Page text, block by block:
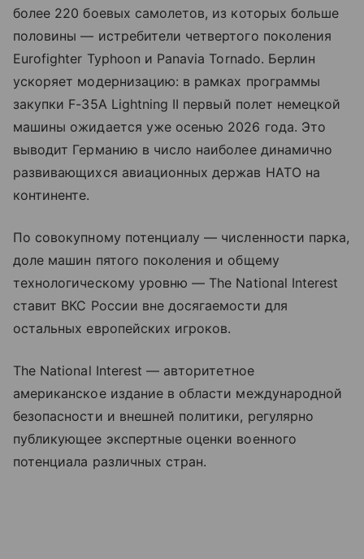
более 220 боевых самолетов, из которых больше
половины — истребители четвертого поколения
Eurofighter Typhoon и Panavia Tornado. Берлин
ускоряет модернизацию: в рамках программы
закупки F-35A Lightning II первый полет немецкой
машины ожидается уже осенью 2026 года. Это
выводит Германию в число наиболее динамично
развивающихся авиационных держав НАТО на
континенте.
По совокупному потенциалу — численности парка,
доле машин пятого поколения и общему
технологическому уровню — The National Interest
ставит ВКС России вне досягаемости для
остальных европейских игроков.
The National Interest — авторитетное
американское издание в области международной
безопасности и внешней политики, регулярно
публикующее экспертные оценки военного
потенциала различных стран.